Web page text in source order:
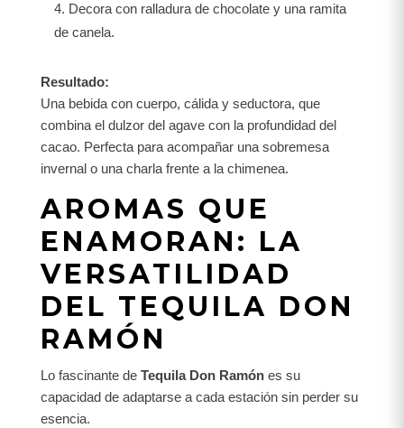
Decora con ralladura de chocolate y una ramita
de canela.
Resultado:
Una bebida con cuerpo, cálida y seductora, que
combina el dulzor del agave con la profundidad del
cacao. Perfecta para acompañar una sobremesa
invernal o una charla frente a la chimenea.
AROMAS QUE
ENAMORAN: LA
VERSATILIDAD
DEL TEQUILA DON
RAMÓN
Lo fascinante de Tequila Don Ramón es su
capacidad de adaptarse a cada estación sin perder su
esencia.